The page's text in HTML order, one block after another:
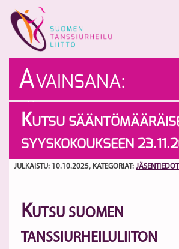
content
AVAINSANA:
JÄSENKOKOUS
KUTSU
SYYSKOKOUKSEEN
JULKAISTU: 10.10.2025, KATEGORIAT:
KUTSU SUOMEN
TANSSIURHEILULIITON